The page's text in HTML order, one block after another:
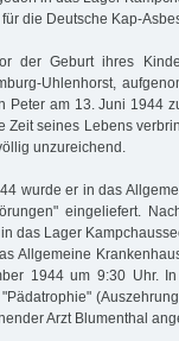
die Deutsche Kap-
der Geburt ihres
Uhlenhorst,
Peter am 13. Juni 1944
Zeit seines Lebens
unzureichend.
wurde er in das
eingeliefert.
das Lager
Allgemeine
1944 um 9:30 Uhr.
Arzt Blumenthal